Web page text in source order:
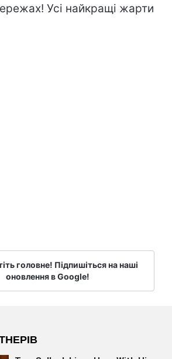
Усі найкращі жарти
головне! Підпишіться на наші
оновлення в Google!